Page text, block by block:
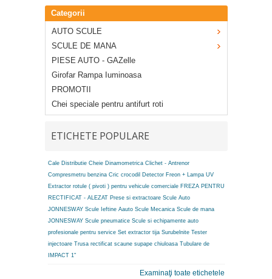
Categorii
AUTO SCULE
SCULE DE MANA
PIESE AUTO - GAZelle
Girofar Rampa Iuminoasa
PROMOTII
Chei speciale pentru antifurt roti
ETICHETE POPULARE
Cale Distributie Cheie Dinamometrica Clichet - Antrenor
Compresmetru benzina Cric crocodil Detector Freon + Lampa UV
Extractor rotule ( pivoti ) pentru vehicule comerciale FREZA PENTRU
RECTIFICAT - ALEZAT Prese si extractoare Scule Auto
JONNESWAY Scule Ieftine Aauto Scule Mecanica Scule de mana
JONNESWAY Scule pneumatice Scule si echipamente auto
profesionale pentru service Set extractor tija Surubelnite Tester
injectoare Trusa rectificat scaune supape chiuloasa Tubulare de
IMPACT 1"
Examinaţi toate etichetele